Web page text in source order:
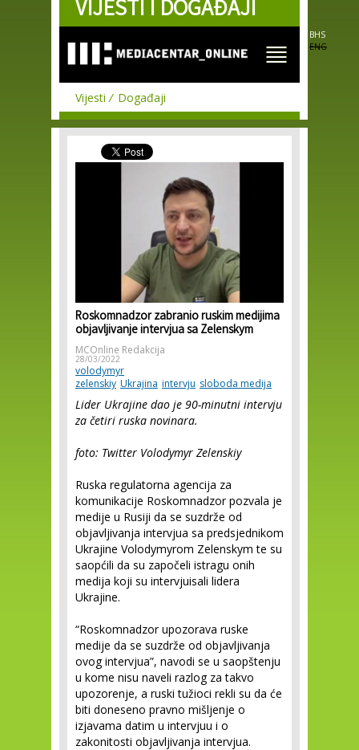
Skip to
main
VIJESTI I DOGAĐAJI
BHS
ENG
Vijesti Događaji
Roskomnadzor zabranio ruskim medijima
objavljivanje intervjua sa Zelenskym
MCOnline Redakcija
28/03/2022
volodymyr
zelenskiy Ukrajina intervju sloboda medija
Lider Ukrajine dao je 90-minutni intervju
za četiri ruska novinara.
foto: Twitter Volodymyr Zelenskiy
Ruska regulatorna agencija za
komunikacije Roskomnadzor pozvala je
medije u Rusiji da se suzdrže od
objavljivanja intervjua sa predsjednikom
Ukrajine Volodymyrom Zelenskym te su
saopćili da su započeli istragu onih
medija koji su intervjuisali lidera
Ukrajine.
“Roskomnadzor upozorava ruske
medije da se suzdrže od objavljivanja
ovog intervjua”, navodi se u saopštenju
u kome nisu naveli razlog za takvo
upozorenje, a ruski tužioci rekli su da će
biti doneseno pravno mišljenje o
izjavama datim u intervjuu i o
zakonitosti objavljivanja intervjua.